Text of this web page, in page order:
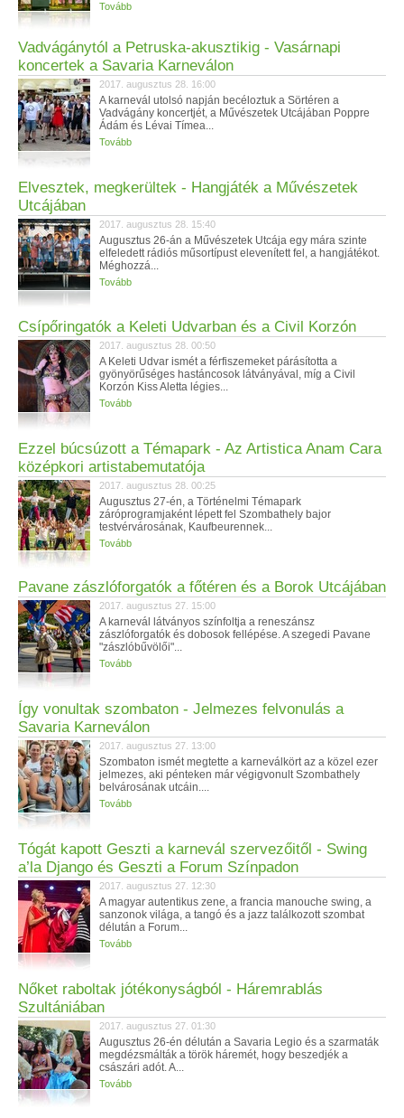
Tovább
Vadvágánytól a Petruska-akusztikig - Vasárnapi
koncertek a Savaria Karneválon
2017. augusztus 28. 16:00
A karnevál utolsó napján becéloztuk a Sörtéren a
Vadvágány koncertjét, a Művészetek Utcájában Poppre
Ádám és Lévai Tímea...
Tovább
Elvesztek, megkerültek - Hangjáték a Művészetek
Utcájában
2017. augusztus 28. 15:40
Augusztus 26-án a Művészetek Utcája egy mára szinte
elfeledett rádiós műsortípust elevenített fel, a hangjátékot.
Méghozzá...
Tovább
Csípőringatók a Keleti Udvarban és a Civil Korzón
2017. augusztus 28. 00:50
A Keleti Udvar ismét a férfiszemeket párásította a
gyönyörűséges hastáncosok látványával, míg a Civil
Korzón Kiss Aletta légies...
Tovább
Ezzel búcsúzott a Témapark - Az Artistica Anam Cara
középkori artistabemutatója
2017. augusztus 28. 00:25
Augusztus 27-én, a Történelmi Témapark
záróprogramjaként lépett fel Szombathely bajor
testvérvárosának, Kaufbeurennek...
Tovább
Pavane zászlóforgatók a főtéren és a Borok Utcájában
2017. augusztus 27. 15:00
A karnevál látványos színfoltja a reneszánsz
zászlóforgatók és dobosok fellépése. A szegedi Pavane
"zászlóbűvölői"...
Tovább
Így vonultak szombaton - Jelmezes felvonulás a
Savaria Karneválon
2017. augusztus 27. 13:00
Szombaton ismét megtette a karneválkört az a közel ezer
jelmezes, aki pénteken már végigvonult Szombathely
belvárosának utcáin....
Tovább
Tógát kapott Geszti a karnevál szervezőitől - Swing
a’la Django és Geszti a Forum Színpadon
2017. augusztus 27. 12:30
A magyar autentikus zene, a francia manouche swing, a
sanzonok világa, a tangó és a jazz találkozott szombat
délután a Forum...
Tovább
Nőket raboltak jótékonyságból - Háremrablás
Szultániában
2017. augusztus 27. 01:30
Augusztus 26-én délután a Savaria Legio és a szarmaták
megdézsmálták a török háremét, hogy beszedjék a
császári adót. A...
Tovább